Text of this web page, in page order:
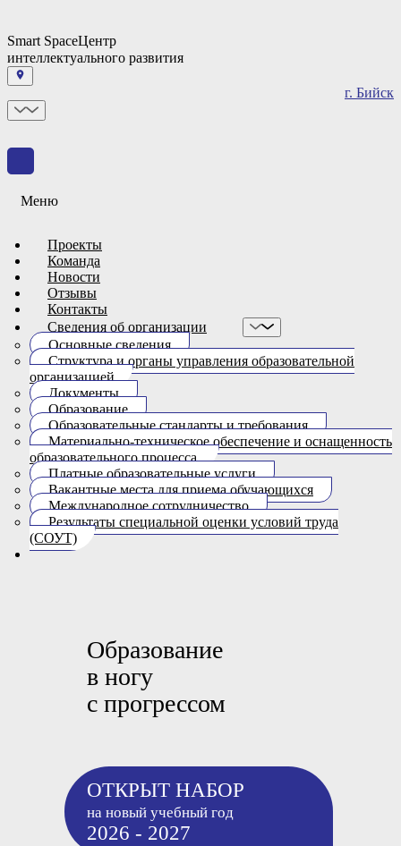
Smart SpaceЦентр
интеллектуального развития
г. Бийск
Меню
Проекты
Команда
Новости
Отзывы
Контакты
Сведения об организации
Основные сведения
Структура и органы управления образовательной
организацией
Документы
Образование
Образовательные стандарты и требования
Материально-техническое обеспечение и оснащенность
образовательного процесса.
Платные образовательные услуги
Вакантные места для приема обучающихся
Международное сотрудничество
Результаты специальной оценки условий труда
(СОУТ)
Образование
в ногу
с прогрессом
ОТКРЫТ НАБОР
на новый учебный год
2026 - 2027